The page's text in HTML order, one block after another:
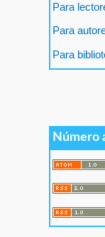
Para
Para
Para
Número